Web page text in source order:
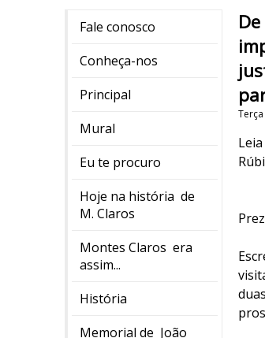
Fale conosco
Conheça-nos
Principal
Mural
Eu te procuro
Hoje na história de
M. Claros
Montes Claros era
assim...
História
Memorial de João